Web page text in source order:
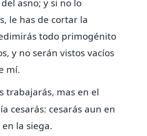
asno; y si no lo
le has de cortar la
todo primogénito
y no serán vistos vacíos
mí.
trabajarás, mas en el
cesarás: cesarás aun en
la siega.